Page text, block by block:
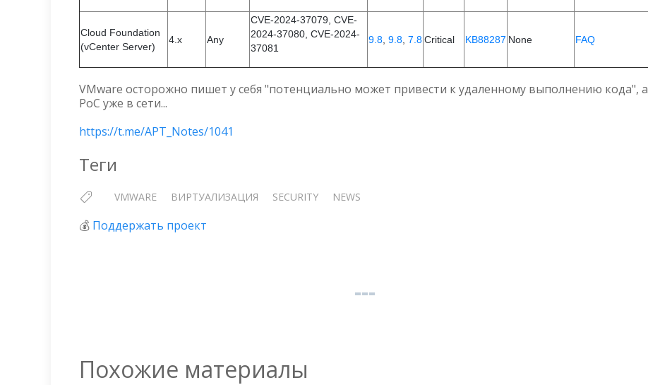
Cloud Foundation
(vCenter Server)
4.x Any
CVE-2024-37079, CVE-
2024-37080, CVE-2024-
37081
9.8 9.8 7.8Critical KB88287 None FAQ
VMware осторожно пишет у себя "потенциально может привести к удаленному выполнению кода", а
PoC уже в сети...
https://t.me/APT_Notes/1041
Теги
VMWARE ВИРТУАЛИЗАЦИЯ SECURITY NEWS
💰 Поддержать проект
Похожие материалы